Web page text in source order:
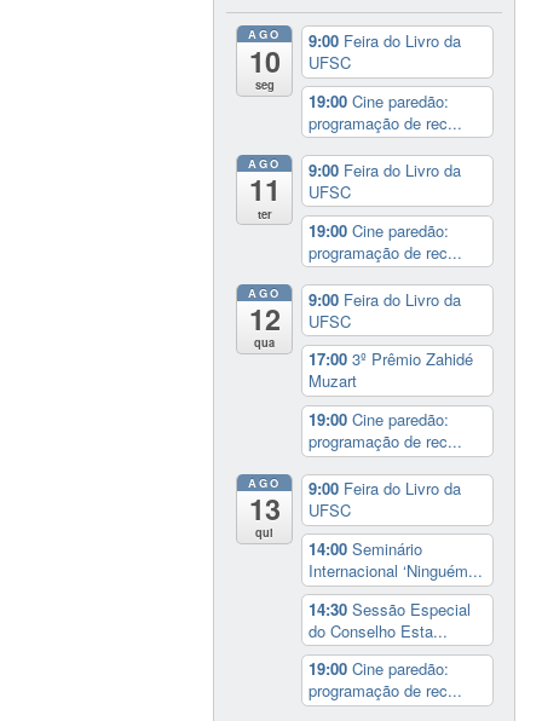
AGO
10
seg
9:00 Feira do Livro da
UFSC
19:00Cine paredão:
programação de rec...
AGO
11
ter
9:00 Feira do Livro da
UFSC
19:00Cine paredão:
programação de rec...
AGO
12
qua
9:00 Feira do Livro da
UFSC
17:003º Prêmio Zahidé
Muzart
19:00Cine paredão:
programação de rec...
AGO
13
qui
9:00 Feira do Livro da
UFSC
14:00Seminário
Internacional ‘Ninguém...
14:30Sessão Especial
do Conselho Esta...
19:00Cine paredão:
programação de rec...